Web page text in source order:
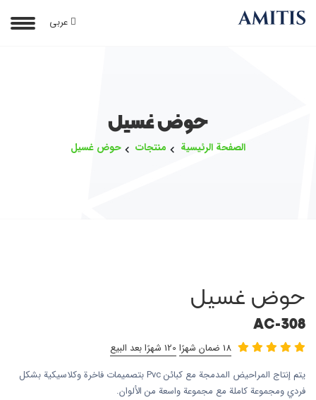
عربی
حوض غسيل
الصفحة الرئيسية منتجات حوض غسيل
حوض غسيل
AC-308
18 ضمان شهرًا
120 شهرًا بعد البيع
يتم إنتاج المراحيض المدمجة مع كبائن Pvc بتصميمات فاخرة وكلاسيكية بشكل
فردي ومجموعة كاملة مع مجموعة واسعة من الألوان.